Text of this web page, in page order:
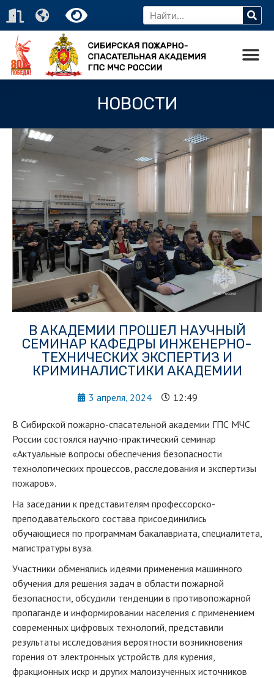
НОВОСТИ
В АКАДЕМИИ ПРОШЕЛ НАУЧНЫЙ
СЕМИНАР КАФЕДРЫ ИНЖЕНЕРНО-
ТЕХНИЧЕСКИХ ЭКСПЕРТИЗ И
КРИМИНАЛИСТИКИ АКАДЕМИИ
3 апреля, 2024 12:49
В Сибирской пожарно-спасательной академии ГПС МЧС
России состоялся научно-практический семинар
«Актуальные вопросы обеспечения безопасности
технологических процессов, расследования и экспертизы
пожаров».
На заседании к представителям профессорско-
преподавательского состава присоединились
обучающиеся по программам бакалавриата, специалитета,
магистратуры вуза.
Участники обменялись идеями применения машинного
обучения для решения задач в области пожарной
безопасности, обсудили тенденции в противопожарной
пропаганде и информировании населения с применением
современных цифровых технологий, представили
результаты исследования вероятности возникновения
горения от электронных устройств для курения,
фракционных искр и других малоизученных источников